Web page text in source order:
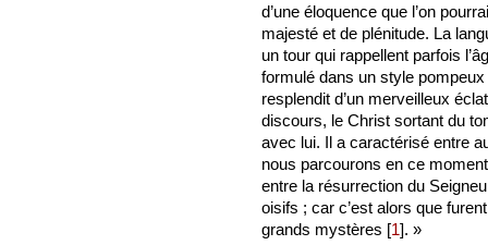
d’une éloquence que l’on
majesté et de plénitude. La
un tour qui rappellent parfois
formulé dans un style
resplendit d’un merveilleux
discours, le Christ sortant du
avec lui. Il a caractérisé entre
nous parcourons en ce
entre la résurrection du
oisifs ; car c’est alors que
grands mystères [1]. »